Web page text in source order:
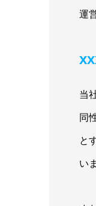
運
当
同
と
い